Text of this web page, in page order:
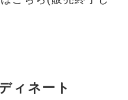
ス(旅する色)